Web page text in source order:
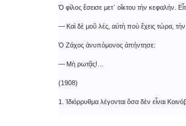
Ὁ φίλος ἔσεισε μετ᾿ οἴκτου τὴν κεφαλήν.
― Καὶ δὲ μοῦ λές, αὐτὴ ποὺ ἔχεις τώρα, τὴν
Ὁ Ζάχος ἀνυπόμονος ἀπήντησε:
― Μὴ ρωτᾷς!…
(1908)
1. Ἰδιόρρυθμα λέγονται ὅσα δὲν εἶναι